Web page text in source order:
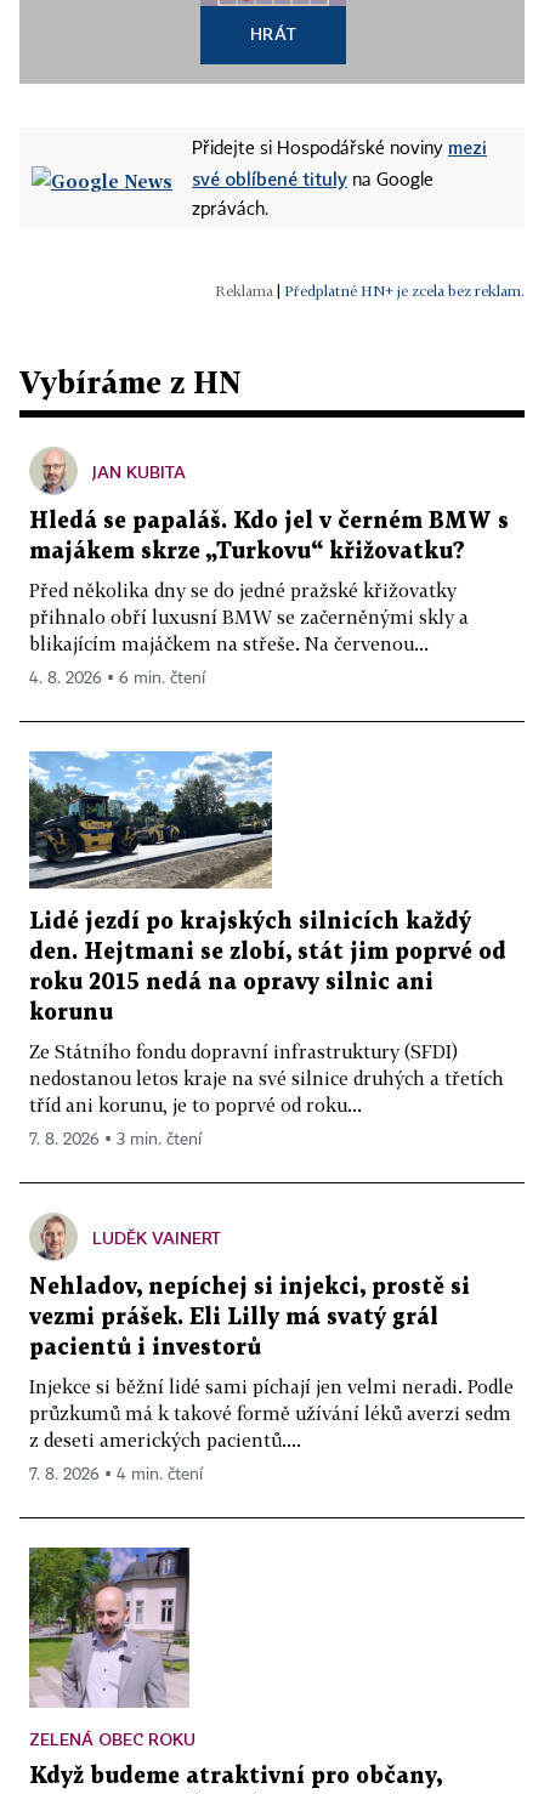
HRÁT
Přidejte si Hospodářské noviny mezi
své oblíbené tituly na Google
zprávách.
Předplatné HN+ je zcela bez reklam.
Vybíráme z HN
JAN KUBITA
Hledá se papaláš. Kdo jel v černém BMW s
majákem skrze „Turkovu“ křižovatku?
Před několika dny se do jedné pražské křižovatky
přihnalo obří luxusní BMW se začerněnými skly a
blikajícím majáčkem na střeše. Na červenou...
4. 8. 2026 ▪ 6 min. čtení
Lidé jezdí po krajských silnicích každý
den. Hejtmani se zlobí, stát jim poprvé od
roku 2015 nedá na opravy silnic ani
korunu
Ze Státního fondu dopravní infrastruktury (SFDI)
nedostanou letos kraje na své silnice druhých a třetích
tříd ani korunu, je to poprvé od roku...
7. 8. 2026 ▪ 3 min. čtení
LUDĚK VAINERT
Nehladov, nepíchej si injekci, prostě si
vezmi prášek. Eli Lilly má svatý grál
pacientů i investorů
Injekce si běžní lidé sami píchají jen velmi neradi. Podle
průzkumů má k takové formě užívání léků averzi sedm
z deseti amerických pacientů....
7. 8. 2026 ▪ 4 min. čtení
ZELENÁ OBEC ROKU
Když budeme atraktivní pro občany,